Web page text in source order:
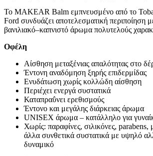
Το MAKEAR Balm εμπνευσμένο από το
Ford συνδυάζει αποτελεσματική περιποίηση
βανιλιακό–καπνιστό άρωμα πολυτελούς
Οφέλη
Αίσθηση μεταξένιας απαλότητας στο
Έντονη αναδόμηση ξηρής επιδερμίδας
Ενυδάτωση χωρίς κολλώδη αίσθηση
Περιέχει ενεργά συστατικά
Καταπραΰνει ερεθισμούς
Έντονο και μεγάλης διάρκειας άρωμα
UNISEX άρωμα – κατάλληλο για
Χωρίς: παραφίνες, σιλικόνες, parabens,
άλλα συνθετικά συστατικά με υψηλό
δυναμικό